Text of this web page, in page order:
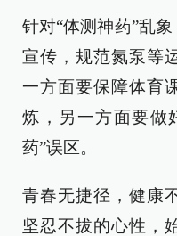
针对“体测神药”乱
宣传，规范氮泵等
一方面要保障体育
炼，另一方面要做
药”误区。
青春无捷径，健康
坚忍不拔的心性，